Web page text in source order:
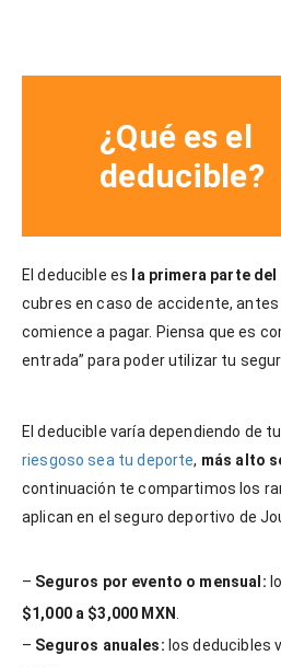
¿Qué es el
deducible?
El deducible es la primera parte
cubres en caso de accidente, antes
comience a pagar. Piensa que es
entrada” para poder utilizar tu
El deducible varía dependiendo de
riesgoso sea tu deporte, más alto
continuación te compartimos los
aplican en el seguro deportivo de
– Seguros por evento o mensual:
$1,000 a $3,000 MXN
– Seguros anuales: los deducibles